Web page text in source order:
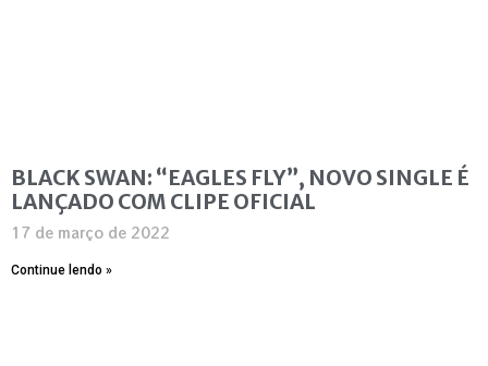
BLACK SWAN: “EAGLES FLY”, NOVO SINGLE É
LANÇADO COM CLIPE OFICIAL
17 de março de 2022
Continue lendo »